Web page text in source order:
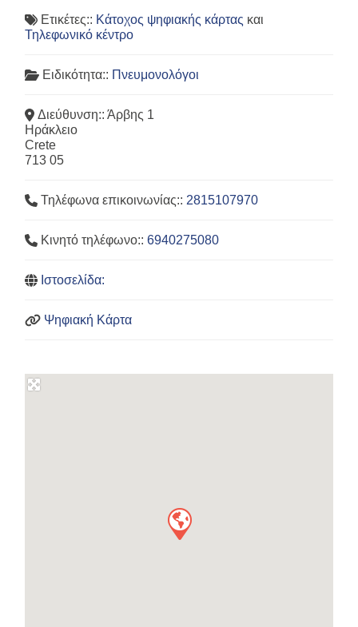
Ετικέτες:: Κάτοχος ψηφιακής κάρτας και
Τηλεφωνικό κέντρο
Ειδικότητα:: Πνευμονολόγοι
Διεύθυνση::Άρβης 1
Ηράκλειο
Crete
713 05
Τηλέφωνα επικοινωνίας:: 2815107970
Κινητό τηλέφωνο::6940275080
Ιστοσελίδα:
Ψηφιακή Κάρτα